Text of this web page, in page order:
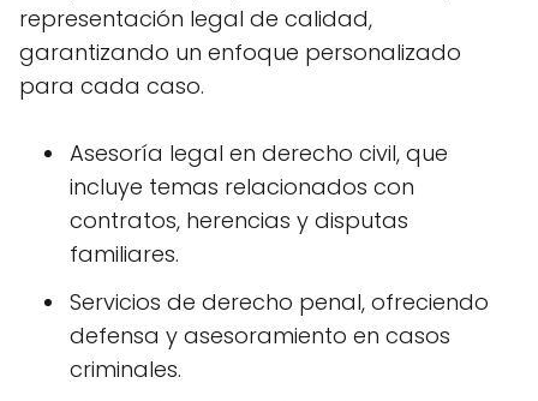
representación legal de calidad,
garantizando un enfoque personalizado
para cada caso.
Asesoría legal en derecho civil, que
incluye temas relacionados con
contratos, herencias y disputas
familiares.
Servicios de derecho penal, ofreciendo
defensa y asesoramiento en casos
criminales.